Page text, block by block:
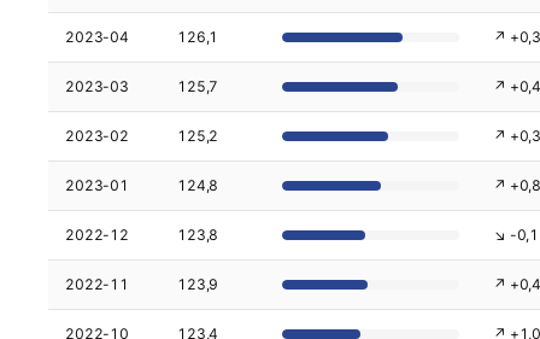
2023-04 126,1 ↗
2023-03 125,7 ↗
2023-02 125,2 ↗
2023-01 124,8 ↗
2022-12 123,8 ↘ -0,1
2022-11 123,9 ↗
2022-10 123,4 ↗